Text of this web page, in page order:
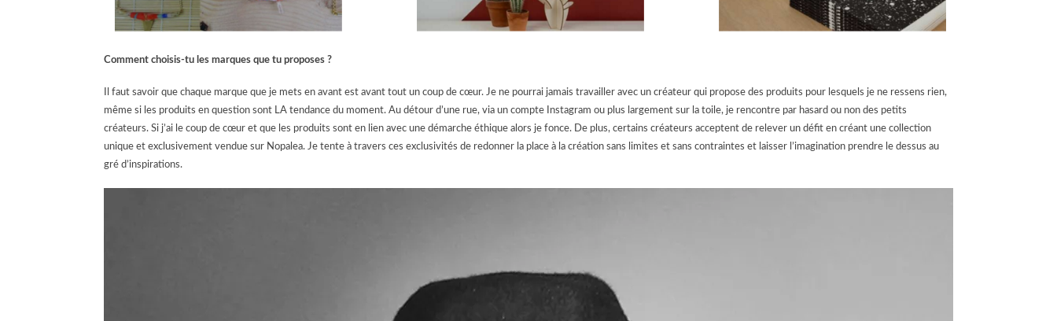
Comment choisis-tu les marques que tu proposes ?
Il faut savoir que chaque marque que je mets en avant est avant tout un coup de cœur. Je ne pourrai jamais travailler avec un créateur qui propose des produits pour lesquels je ne ressens rien,
même si les produits en question sont LA tendance du moment. Au détour d’une rue, via un compte Instagram ou plus largement sur la toile, je rencontre par hasard ou non des petits
créateurs. Si j’ai le coup de cœur et que les produits sont en lien avec une démarche éthique alors je fonce. De plus, certains créateurs acceptent de relever un défit en créant une collection
unique et exclusivement vendue sur Nopalea. Je tente à travers ces exclusivités de redonner la place à la création sans limites et sans contraintes et laisser l’imagination prendre le dessus au
gré d’inspirations.